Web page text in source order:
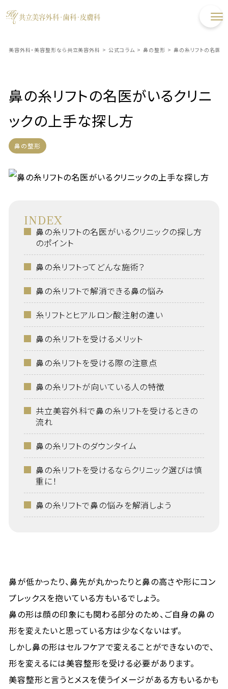
美容外科・美容整形なら共立美容外科 > 公式コラム > 鼻の整形 > 鼻の糸リフトの名医
鼻の糸リフトの名医がいるクリニ
ックの上手な探し方
鼻の整形
INDEX
鼻の糸リフトの名医がいるクリニックの探し方
のポイント
鼻の糸リフトってどんな施術？
鼻の糸リフトで解消できる鼻の悩み
糸リフトとヒアルロン酸注射の違い
鼻の糸リフトを受けるメリット
鼻の糸リフトを受ける際の注意点
鼻の糸リフトが向いている人の特徴
共立美容外科で鼻の糸リフトを受けるときの
流れ
鼻の糸リフトのダウンタイム
鼻の糸リフトを受けるならクリニック選びは慎
重に！
鼻の糸リフトで鼻の悩みを解消しよう
鼻が低かったり、鼻先が丸かったりと鼻の高さや形にコン
プレックスを抱いている方もいるでしょう。
鼻の形は顔の印象にも関わる部分のため、ご自身の鼻の
形を変えたいと思っている方は少なくないはず。
しかし鼻の形はセルフケアで変えることができないので、
形を変えるには美容整形を受ける必要があります。
美容整形と言うとメスを使うイメージがある方もいるかも